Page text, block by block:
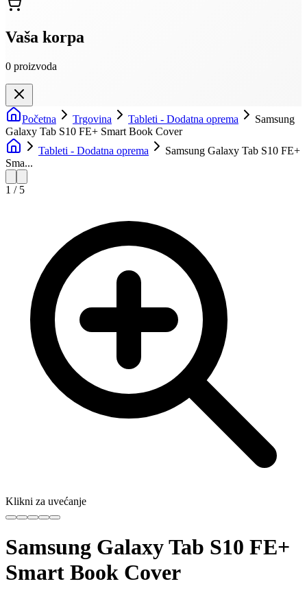
Vaša korpa
0 proizvoda
Početna Trgovina Tableti - Dodatna oprema
Samsung
Galaxy Tab S10 FE+ Smart Book Cover
Tableti - Dodatna oprema
Samsung Galaxy Tab S10 FE+
Sma...
1 / 5
Klikni za uvećanje
Samsung Galaxy Tab S10 FE+
Smart Book Cover